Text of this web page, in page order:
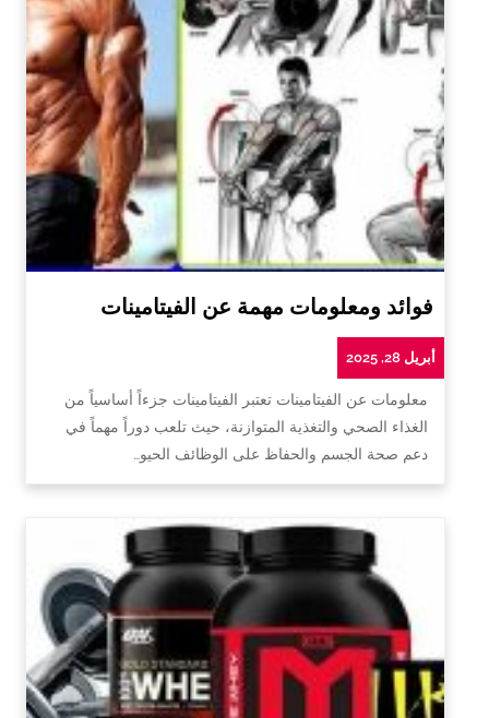
فوائد ومعلومات مهمة عن الفيتامينات
أبريل 28, 2025
معلومات عن الفيتامينات تعتبر الفيتامينات جزءاً أساسياً من
الغذاء الصحي والتغذية المتوازنة، حيث تلعب دوراً مهماً في
دعم صحة الجسم والحفاظ على الوظائف الحيو…